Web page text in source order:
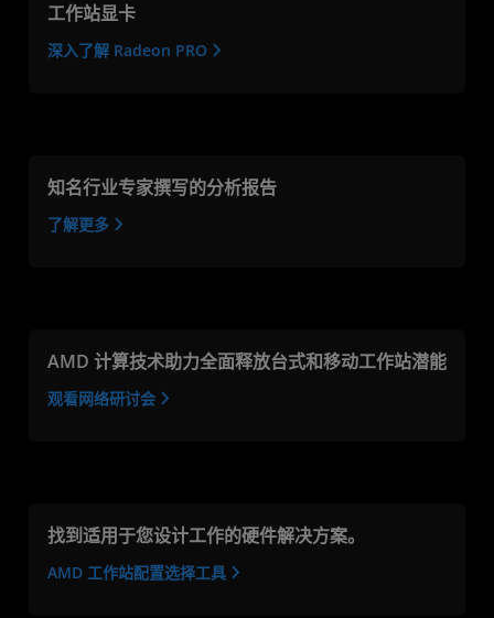
工作站显卡
深入了解 Radeon PRO
知名行业专家撰写的分析报告
了解更多
AMD 计算技术助力全面释放台式和移动工作站潜能
观看网络研讨会
找到适用于您设计工作的硬件解决方案。
AMD 工作站配置选择工具